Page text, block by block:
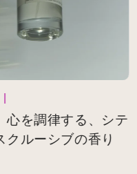
調律する、シテ
ルーシブの香り